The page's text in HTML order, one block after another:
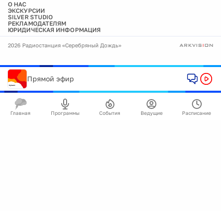
О НАС
ЭКСКУРСИИ
SILVER STUDIO
РЕКЛАМОДАТЕЛЯМ
ЮРИДИЧЕСКАЯ ИНФОРМАЦИЯ
2026 Радиостанция «Серебряный Дождь»
Прямой эфир
Главная Программы События Ведущие Расписание